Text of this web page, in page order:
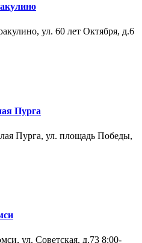
ул. 60 лет Октября, д.6
Пурга
Пурга, ул. площадь Победы,
ул. Советская, д.73 8:00-